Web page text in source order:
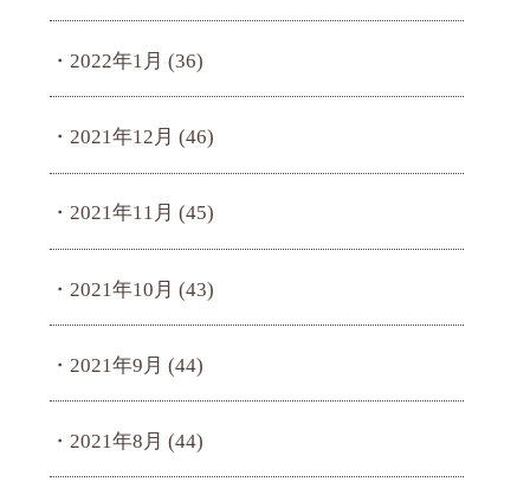
2022年1月 (36)
2021年12月 (46)
2021年11月 (45)
2021年10月 (43)
2021年9月 (44)
2021年8月 (44)